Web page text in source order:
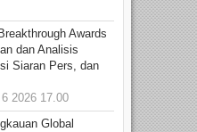
Awards
dan Analisis
Siaran Pers, dan
2026 17.00
Global